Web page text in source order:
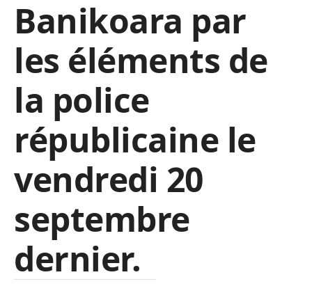
Banikoara par
les éléments de
la police
républicaine le
vendredi 20
septembre
dernier.